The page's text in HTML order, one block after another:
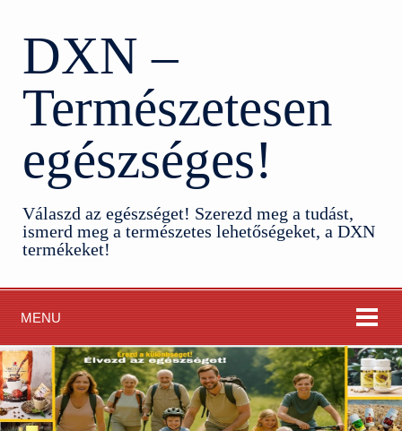
DXN –
Természetesen
egészséges!
Válaszd az egészséget! Szerezd meg a tudást,
ismerd meg a természetes lehetőségeket, a DXN
termékeket!
MENU